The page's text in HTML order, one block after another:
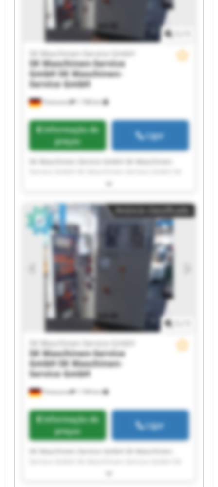
Tönisvorst 1 748 km
SK Maschinen-Service GmbH
SK Maschinen-Service
GmbH SK Maschinen-
Service GmbH
Informação de
preços
Ligar
Maschinen-Service GmbH SK Maschinen-Service
Maschinen-Service GmbH SK Maschinen-Service
GmbH SK Maschinen-Service GmbH SK
Maschinen-Service GmbH SK Maschinen-Service
GmbH SK Maschinen-Service GmbH SK
Maschinen-Service GmbH SK Maschinen-Service
GmbH SK Maschinen-Service GmbH SK
Maschinen-Service GmbH SK Maschinen-Service
GmbH SK Maschinen-Service GmbH SK
Maschinen-Service GmbH SK Maschinen-Service
Tönisvorst 1 749 km
SK Maschinen-Service GmbH
SK Maschinen-Service
GmbH SK Maschinen-
Service GmbH
Informação de
preços
Ligar
Maschinen-Service GmbH SK Maschinen-Service